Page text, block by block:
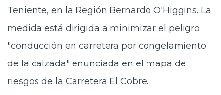
Teniente, en la Región Bernardo O'Higgins. La
medida está dirigida a minimizar el peligro
"conducción en carretera por congelamiento
de la calzada" enunciada en el mapa de
riesgos de la Carretera El Cobre.